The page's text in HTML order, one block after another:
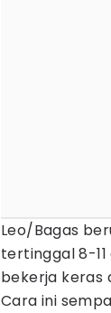
Leo/Bagas
tertinggal 8-
bekerja keras
Cara ini